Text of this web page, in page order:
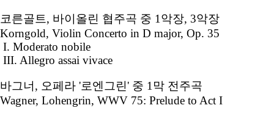
코른골트, 바이올린 협주곡 중 1악장, 3악장
Korngold, Violin Concerto in D major, Op. 35
I. Moderato nobile
III. Allegro assai vivace
바그너, 오페라 '로엔그린' 중 1막 전주곡
Wagner, Lohengrin, WWV 75: Prelude to Act I